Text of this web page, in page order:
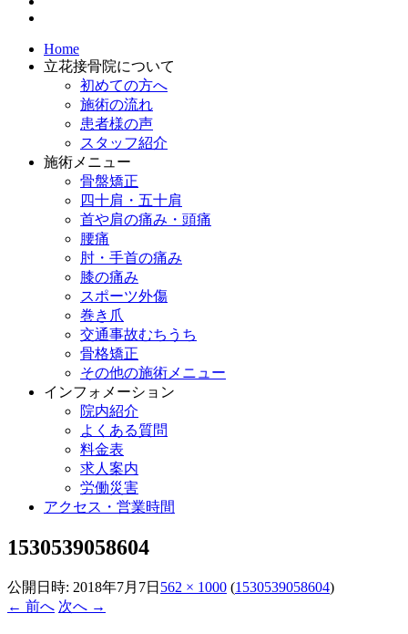
Home
立花接骨院について
初めての方へ
施術の流れ
患者様の声
スタッフ紹介
施術メニュー
骨盤矯正
四十肩・五十肩
首や肩の痛み・頭痛
腰痛
肘・手首の痛み
膝の痛み
スポーツ外傷
巻き爪
交通事故むちうち
骨格矯正
その他の施術メニュー
インフォメーション
院内紹介
よくある質問
料金表
求人案内
労働災害
アクセス・営業時間
1530539058604
公開日時: 2018年7月7日 562 × 1000 (1530539058604)
← 前へ 次へ →